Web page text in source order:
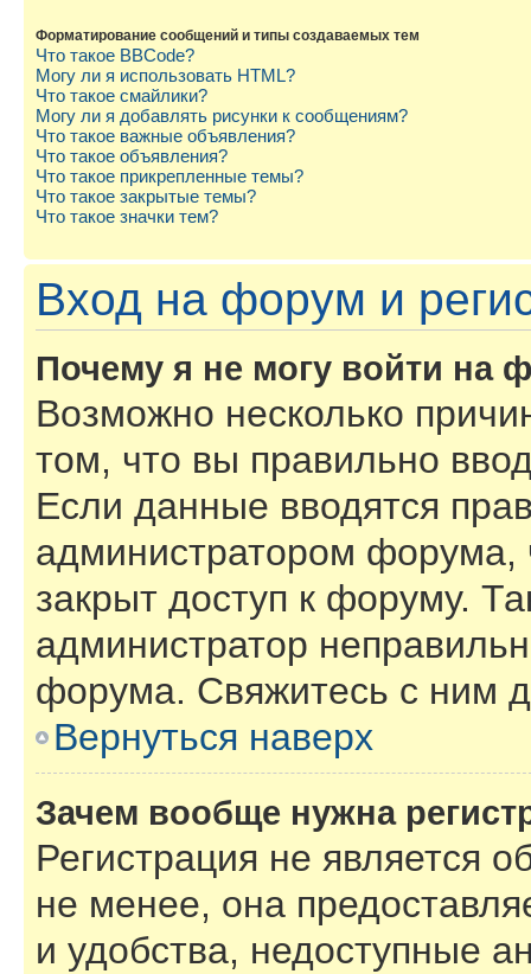
Форматирование сообщений и типы создаваемых тем
Что такое BBCode?
Могу ли я использовать HTML?
Что такое смайлики?
Могу ли я добавлять рисунки к сообщениям?
Что такое важные объявления?
Что такое объявления?
Что такое прикрепленные темы?
Что такое закрытые темы?
Что такое значки тем?
Вход на форум и
Почему я не могу войти на
Возможно несколько
том, что вы правильно
Если данные вводятся
администратором
закрыт доступ к форуму.
администратор
форума. Свяжитесь с ним
Вернуться наверх
Зачем вообще нужна
Регистрация не является
не менее, она
и удобства, недоступные